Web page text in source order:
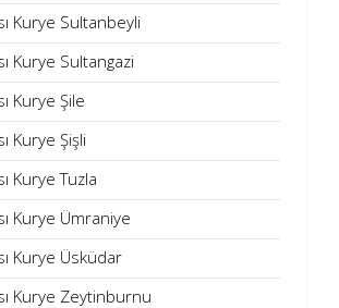
Kurye Sultanbeyli
Kurye Sultangazi
Kurye Şile
Kurye Şişli
Kurye Tuzla
Kurye Ümraniye
Kurye Üsküdar
Kurye Zeytinburnu